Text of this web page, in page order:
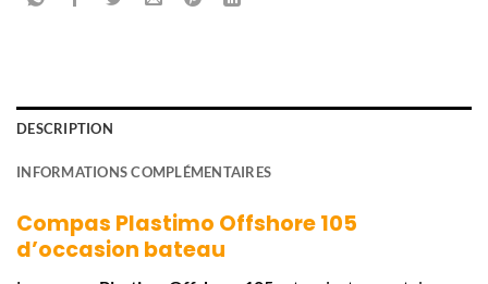
DESCRIPTION
INFORMATIONS COMPLÉMENTAIRES
Compas Plastimo Offshore 105
d’occasion bateau